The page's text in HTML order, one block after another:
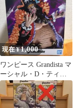
LF8329 f099
現在 ¥1,000
ワンピース Grandista マ
ーシャル・D・ティー
チ フィギュア